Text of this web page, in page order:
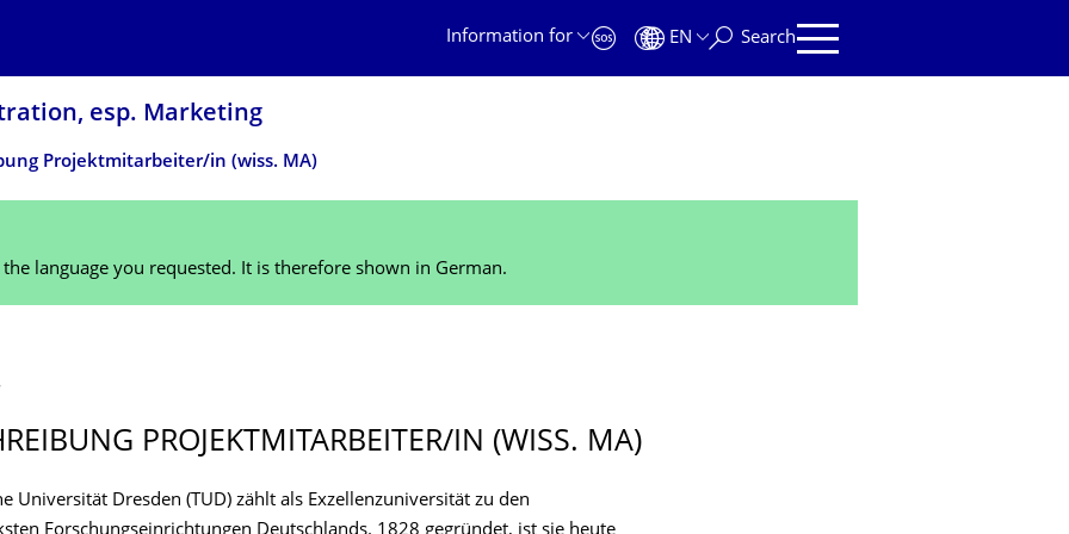
Information for EN Search
esp. Marketing
Projektmitarbeiter/in (wiss. MA)
language you requested. It is therefore shown in German.
PROJEKTMIT­ARBEITER/IN (WISS. MA)
Universität Dresden (TUD) zählt als Exzellenzuniversität zu den